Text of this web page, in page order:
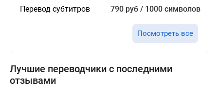
Перевод субтитров 790 руб / 1000 символов
Посмотреть все
Лучшие переводчики с последними
отзывами